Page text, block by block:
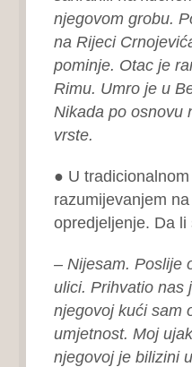
njegovom grobu.
na Rijeci
pominje. Otac je
Rimu. Umro je u
Nikada po osnovu
vrste.
● U
razumijevanjem
opredjeljenje. Da
– Nijesam. Poslije
ulici. Prihvatio nas
njegovoj kući sam
umjetnost. Moj
njegovoj je bilizini